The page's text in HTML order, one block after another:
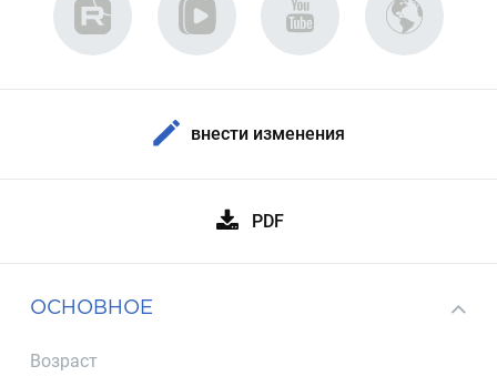
внести изменения
PDF
ОСНОВНОЕ
Возраст